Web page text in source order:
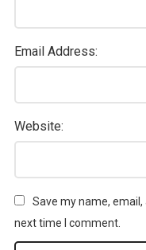
Email Address:
Website:
Save my name,
next time I comment.